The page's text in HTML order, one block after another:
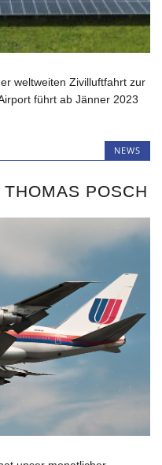
weltweiten Zivilluftfahrt zur
führt ab Jänner 2023
NEWS
POSCH